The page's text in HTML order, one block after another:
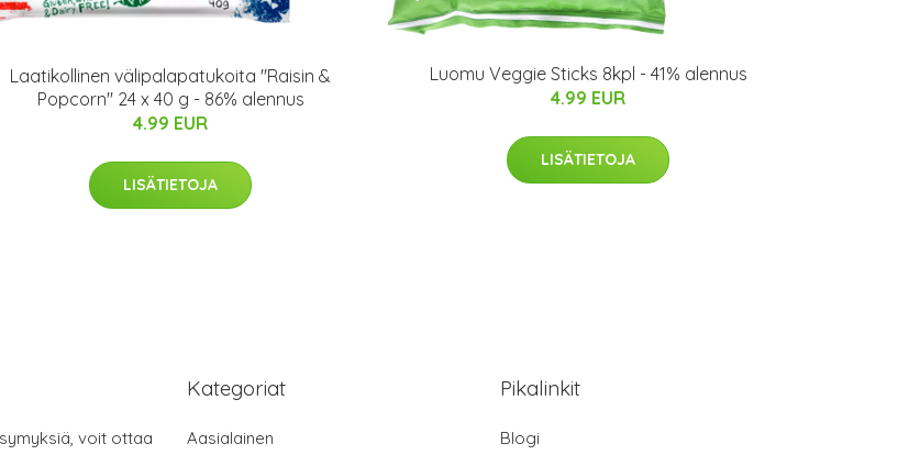
Laatikollinen välipalapatukoita "Raisin &
Popcorn" 24 x 40 g - 86% alennus
4.99 EUR
LISÄTIETOJA
Luomu Veggie Sticks 8kpl - 41% alennus
4.99 EUR
LISÄTIETOJA
voit ottaa
Kategoriat
Aasialainen
Pikalinkit
Blogi